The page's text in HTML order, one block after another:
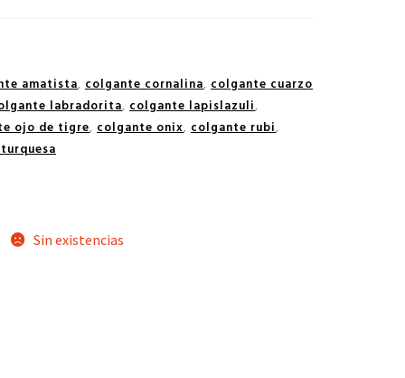
amatista, colgante cornalina, colgante cuarzo
labradorita, colgante lapislazuli,
ojo de tigre, colgante onix, colgante rubi,
Sin existencias